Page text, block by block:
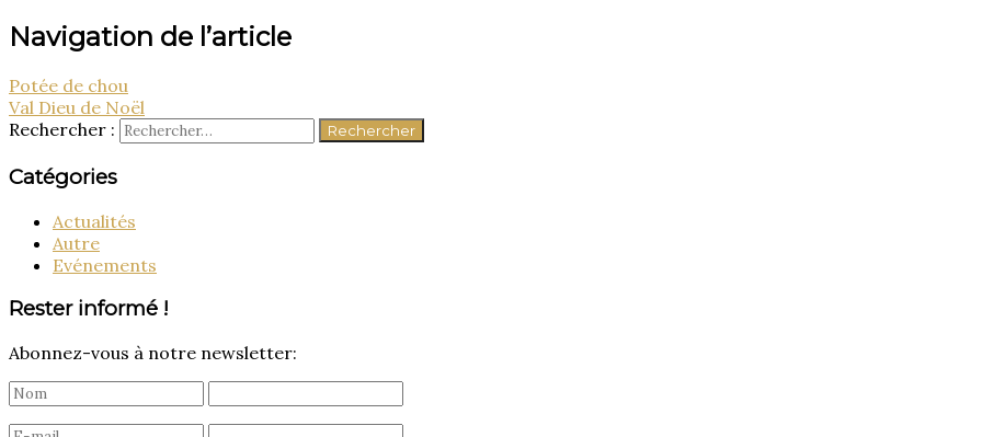
Navigation de l’article
Potée de chou
Val Dieu de Noël
Rechercher :
Catégories
Actualités
Autre
Evénements
Rester informé !
Abonnez-vous à notre newsletter: